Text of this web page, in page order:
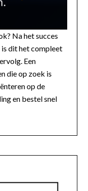
Na het succes
dit het compleet
Een
die op zoek is
op de
en bestel snel